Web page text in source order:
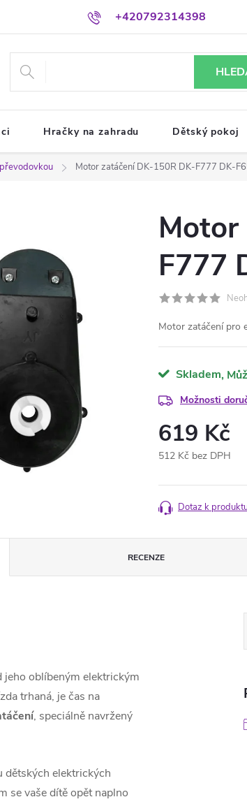
+420792314398
Hračky na zahradu Dětský pokoj
Motor zatáčení DK-150R DK-F777 DK-
F777
Motor zatáčení pro
Skladem
Možnosti
619 Kč
512 Kč bez DPH
cena:
Dotaz k
RECENZE
oblíbeným elektrickým
trhaná, je čas na
, speciálně navržený
dětských elektrických
se vaše dítě opět naplno